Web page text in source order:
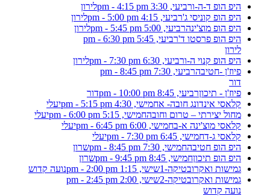
היפ הופ ד-ה-ורביעי, 3:30 pm - 4:15 pm
לירון
היפ הופ קוניסי ג'רביעי, 4:15 pm - 5:00 pm
לירון
היפ הופ מוצ'ינהרביעי, 5:00 pm - 5:45 pm
לירון
היפ הופ פרסטו ד'רביעי, 5:45 pm - 6:30 pm
לירון
היפ הופ קנוי ה-ורביעי, 6:30 pm - 7:30 pm
לירון
פיוז'ן -חטיבהרביעי, 7:30 pm - 8:45 pm
דור
פיוז'ן - תיכוןרביעי, 8:45 pm - 10:00 pm
דור
קלאסי אינדונג חובה- אחמישי, 4:30 pm - 5:15 pm
יעלי
מחול יצירתי – טרום וחובהחמישי, 5:15 pm - 6:00 pm
יעלי
קלאסי מוצ'ינה א-בחמישי, 6:00 pm - 6:45 pm
יעלי
קלאסי ג-דחמישי, 6:45 pm - 7:30 pm
יעלי
היפ הופ חטיבהחמישי, 7:30 pm - 8:45 pm
שרון
היפ הופ תיכוןחמישי, 8:45 pm - 9:45 pm
שרון
גמישות ואקרובטיקה-1 שישי, 1:15 pm - 2:00 pm
נועה קדוש
גמישות ואקרובטיקה-2 שישי, 2:00 pm - 2:45 pm
נועה קדוש